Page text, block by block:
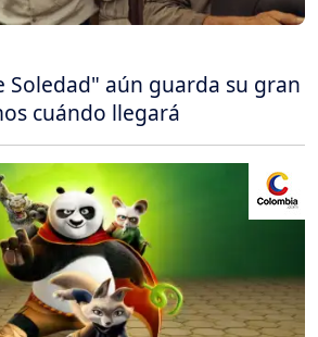
Soledad" aún guarda su gran
cuándo llegará